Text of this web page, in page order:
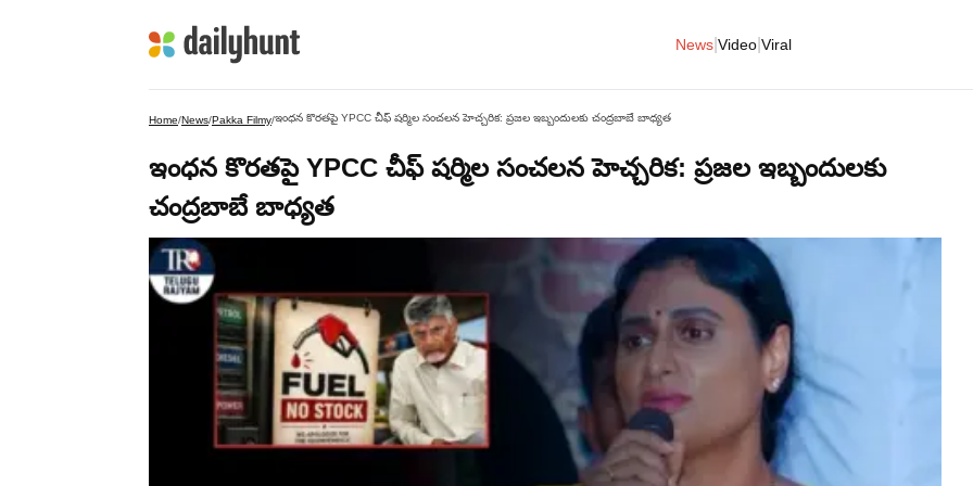
News Video Viral
Home/News/Pakka Filmy/ఇంధన కొరతపై YPCC చీఫ్ షర్మిల సంచలన హెచ్చరిక: ప్రజల ఇబ్బందులకు చంద్రబాబే బాధ్యత
ఇంధన కొరతపై YPCC చీఫ్ షర్మిల సంచలన హెచ్చరిక: ప్రజల ఇబ్బందులకు
చంద్రబాబే బాధ్యత